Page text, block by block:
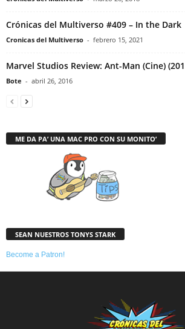
Crónicas del Multiverso #409 – In the Dark
Cronicas del Multiverso - febrero 15, 2021
Marvel Studios Review: Ant-Man (Cine)
Bote - abril 26, 2016
ME DA PA’ UNA MAC PRO CON SU MONITO’
SEAN NUESTROS TONYS STARK
Become a Patron!